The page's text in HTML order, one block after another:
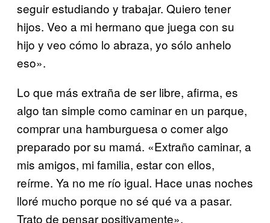
seguir estudiando y trabajar. Quiero tener
hijos. Veo a mi hermano que juega con su
hijo y veo cómo lo abraza, yo sólo anhelo
eso».
Lo que más extraña de ser libre, afirma, es
algo tan simple como caminar en un parque,
comprar una hamburguesa o comer algo
preparado por su mamá. «Extraño caminar, a
mis amigos, mi familia, estar con ellos,
reírme. Ya no me río igual. Hace unas noches
lloré mucho porque no sé qué va a pasar.
Trato de pensar positivamente».